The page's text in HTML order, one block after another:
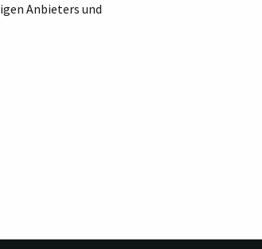
Anbieters und